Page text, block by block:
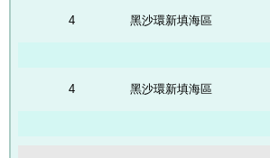
4 黑沙環新填海區
4 黑沙環新填海區